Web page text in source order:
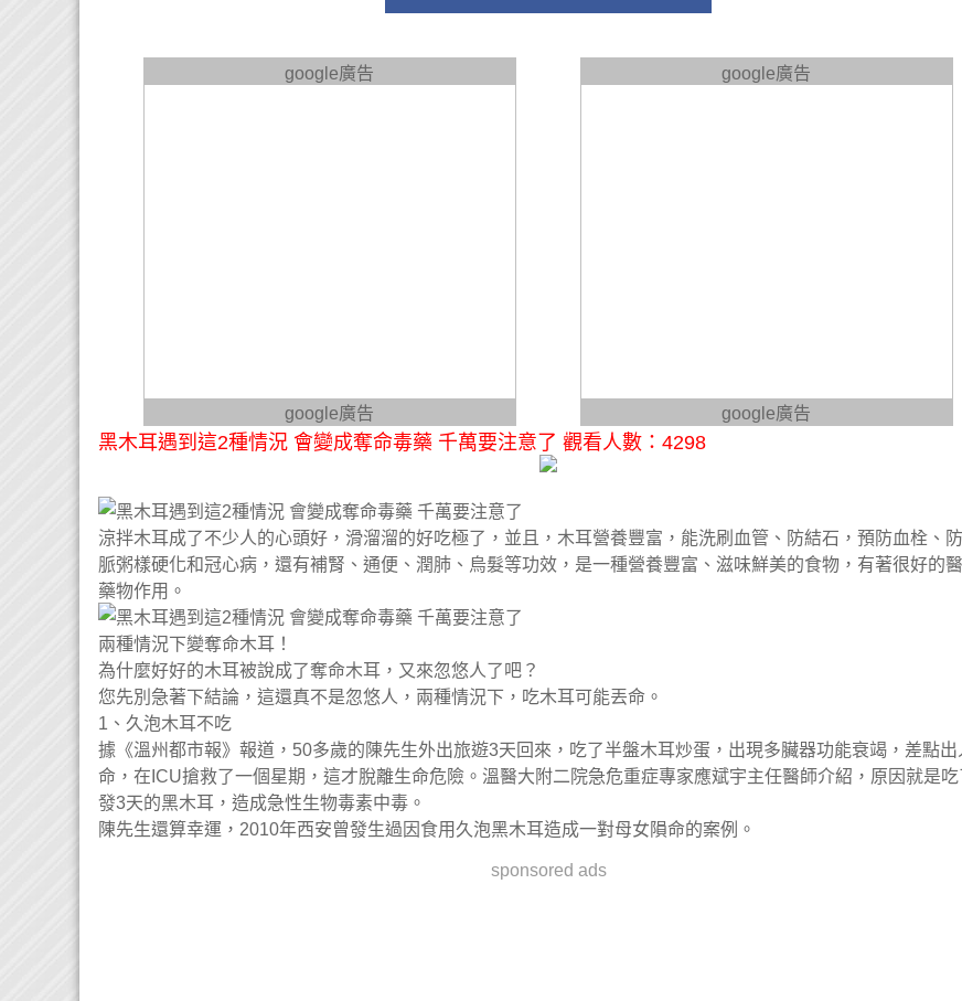
google廣告
google廣告
google廣告
google廣告
黑木耳遇到這2種情況 會變成奪命毒藥 千萬要注意了 觀看人數：4298
涼拌木耳成了不少人的心頭好，滑溜溜的好吃極了，並且，木耳營養豐富，能洗刷血管、防結石，預防血栓、
脈粥樣硬化和冠心病，還有補腎、通便、潤肺、烏髮等功效，是一種營養豐富、滋味鮮美的食物，有著很好的
藥物作用。
兩種情況下變奪命木耳！
為什麼好好的木耳被說成了奪命木耳，又來忽悠人了吧？
您先別急著下結論，這還真不是忽悠人，兩種情況下，吃木耳可能丟命。
1、久泡木耳不吃
據《溫州都市報》報道，50多歲的陳先生外出旅遊3天回來，吃了半盤木耳炒蛋，出現多臟器功能衰竭，差點出
命，在ICU搶救了一個星期，這才脫離生命危險。溫醫大附二院急危重症專家應斌宇主任醫師介紹，原因就是吃
發3天的黑木耳，造成急性生物毒素中毒。
陳先生還算幸運，2010年西安曾發生過因食用久泡黑木耳造成一對母女隕命的案例。
sponsored ads